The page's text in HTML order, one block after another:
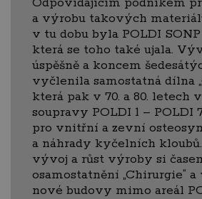
a výrobu takových
v tu dobu byla POLDI
která se toho také ujala.
úspěšně a koncem
vyčlenila samostatná dílna
která pak v 70. a 80. letech
soupravy POLDI 1 – POLDI
pro vnitřní a zevní
a náhrady kyčelních
vývoj a růst výroby si
osamostatnění „Chirurgie“
nové budovy mimo areál